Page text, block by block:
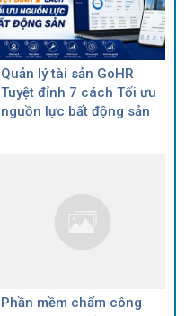
Quản lý tài sản GoHR
Tuyệt đỉnh 7 cách Tối ưu
nguồn lực bất động sản
Phần mềm chấm công